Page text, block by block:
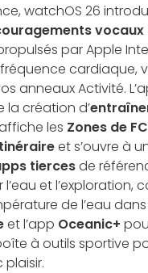
watchOS 26
vocaux
par Apple
cardiaque,
anneaux Activité.
la création d’
les Zones de FC
et s’ouvre à
tiercesde
l’eau et l’exploration,
de l’eau dans
et l’app Oceanic+
à outils sportive